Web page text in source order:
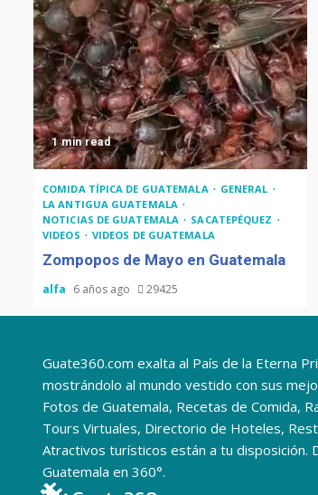
1 min read
COMIDA TÍPICA DE GUATEMALA
GENERAL
LA ANTIGUA GUATEMALA
NOTICIAS DE GUATEMALA
SACATEPÉQUEZ
VIDEOS
VIDEOS DE GUATEMALA
Zompopos de Mayo en Guatemala
alfa 6 años ago 29425
Guate360.com exalta al País de la Eterna
mostrándolo al mundo vestido con sus
Fotos de Guatemala, Recetas de Comida,
Tours Virtuales, Directorio de Hoteles,
Atractivos turísticos están a tu disposición.
Guatemala en 360°.